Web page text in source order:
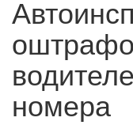
номера